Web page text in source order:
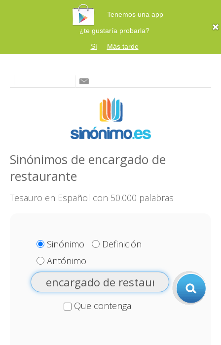
Tenemos una app
¿te gustaría probarla?
Sí
Más tarde
Sinónimos de encargado de
restaurante
Tesauro en Español con 50.000 palabras
Sinónimo
Definición
Antónimo
Que contenga